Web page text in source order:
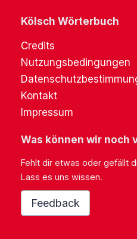
Kölsch Wörterbuch
Credits
Nutzungsbedingungen
Kontakt
Impressum
Was können wir noch
Fehlt dir etwas oder gefällt
Lass es uns wissen.
Feedback